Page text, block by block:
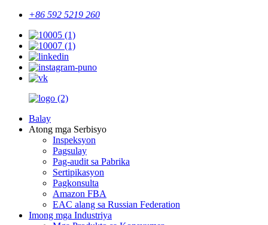
+86 592 5219 260
Balay
Atong mga Serbisyo
Inspeksyon
Pagsulay
Pag-audit sa Pabrika
Sertipikasyon
Pagkonsulta
Amazon FBA
EAC alang sa Russian Federation
Imong mga Industriya